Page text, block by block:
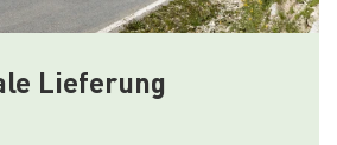
Lieferung